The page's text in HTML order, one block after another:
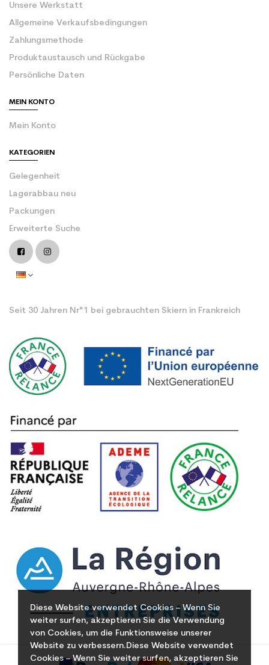
Diese Website verwendet Cookies – Wenn Sie
weiter surfen, akzeptieren Sie die Verwendung
von Cookies, um die Funktionsweise unserer
Website zu verbessern.Diese Website verwendet
Cookies – Wenn Sie weiter surfen, akzeptieren Sie
Unsere Werkstatt
Allgemeine Verkaufsbedingungen
Zahlungsmethode
Produktaustausch und Rückgabe
Persönliche Daten
MEIN KONTO
Mein Konto
KATEGORIEN
Gelegenheit
Lagerabbau neu
Packungen
Erweiterte Suche
Seit 30 Jahren Nr°1 bei gebrauchten Skiern in Frankreich